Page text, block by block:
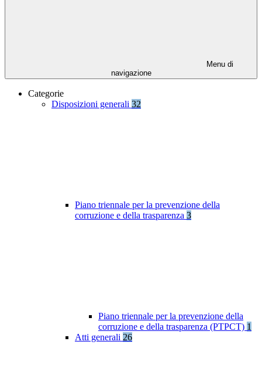
Menu di
navigazione
Categorie
Disposizioni generali 32
Piano triennale per la prevenzione della
corruzione e della trasparenza 3
Piano triennale per la prevenzione della
corruzione e della trasparenza (PTPCT) 1
Atti generali 26